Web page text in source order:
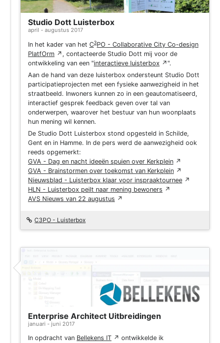
Studio Dott Luisterbox
april - augustus 2017
In het kader van het C3PO - Collaborative City Co-design
PlatfOrm ↗ , contacteerde Studio Dott mij voor de
ontwikkeling van een "interactieve luisterbox ↗ ".
Aan de hand van deze luisterbox ondersteunt Studio Dott
participatieprojecten met een fysieke aanwezigheid in het
straatbeeld. Inwoners kunnen zo in een geautomatiseerd,
interactief gesprek feedback geven over tal van
onderwerpen, waarover het bestuur van hun woonplaats
hun mening wil kennen.
De Studio Dott Luisterbox stond opgesteld in Schilde,
Gent en in Hamme. In de pers werd de aanwezigheid ook
reeds opgemerkt:
GVA - Dag en nacht ideeën spuien over Kerkplein ↗
GVA - Brainstormen over toekomst van Kerkplein ↗
Nieuwsblad - Luisterbox klaar voor inspraaktournee ↗
HLN - Luisterbox peilt naar mening bewoners ↗
AVS Nieuws van 22 augustus ↗
C3PO - Luisterbox
Project
Enterprise Architect Uitbreidingen
januari - juni 2017
In opdracht van Bellekens IT ↗ ontwikkelde ik